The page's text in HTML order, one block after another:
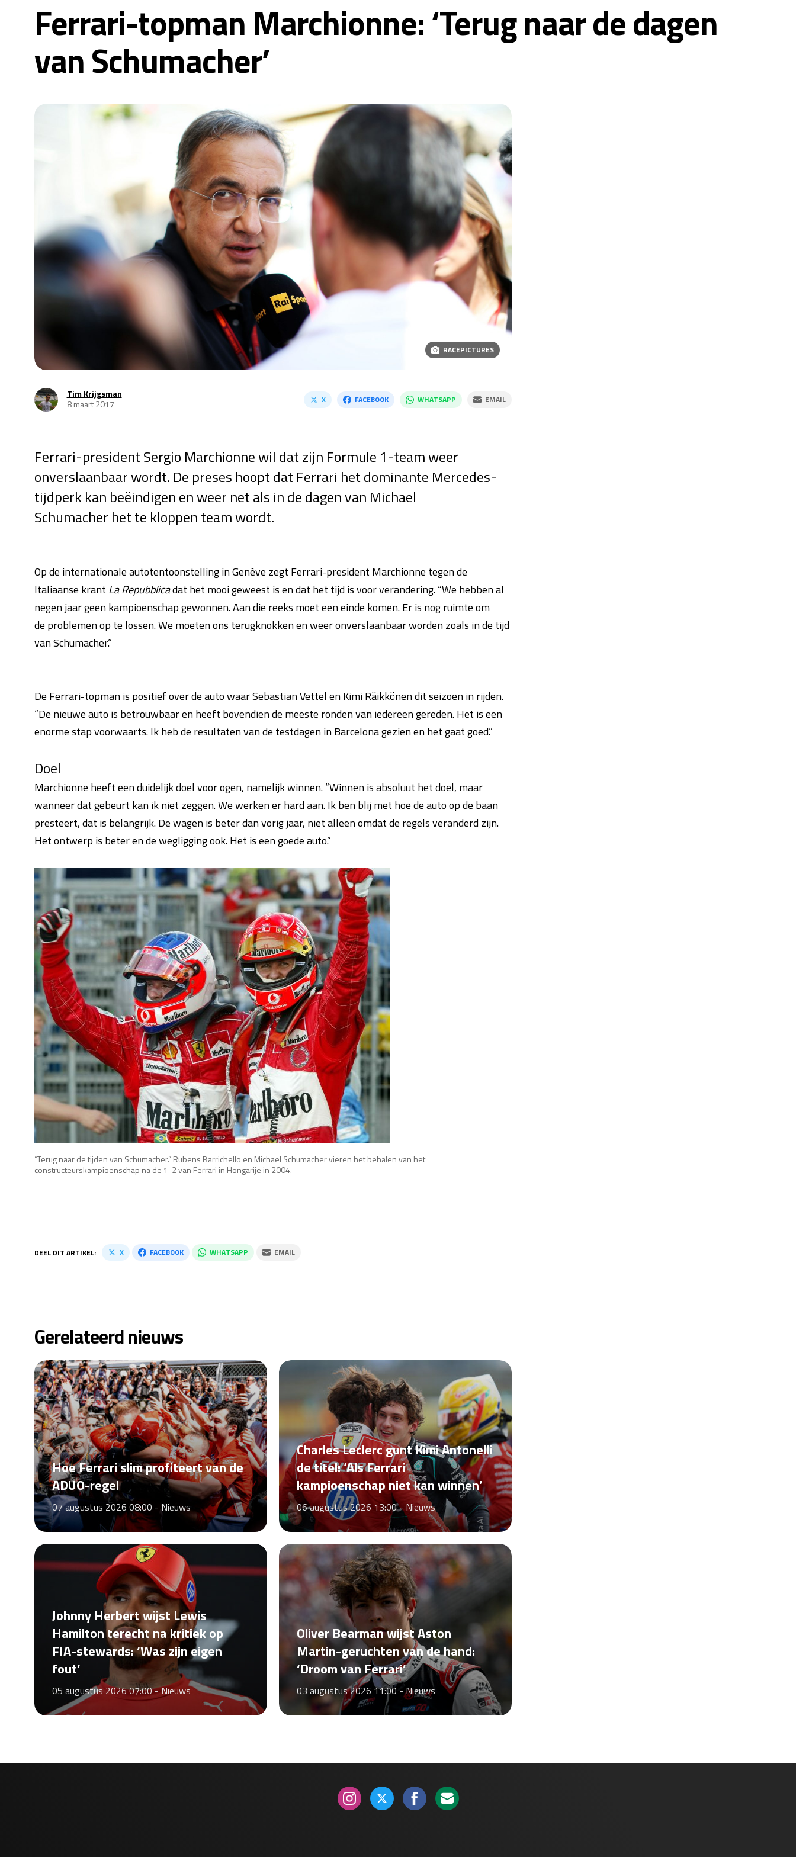
Ferrari-topman Marchionne: ‘Terug naar de dagen
van Schumacher’
RACEPICTURES
Tim Krijgsman
8 maart 2017
X FACEBOOK WHATSAPP EMAIL
Ferrari-president Sergio Marchionne wil dat zijn Formule 1-team weer
onverslaanbaar wordt. De preses hoopt dat Ferrari het dominante Mercedes-
tijdperk kan beëindigen en weer net als in de dagen van Michael
Schumacher het te kloppen team wordt.
Op de internationale autotentoonstelling in Genève zegt Ferrari-president Marchionne tegen de
Italiaanse krant La Repubblicadat het mooi geweest is en dat het tijd is voor verandering. “We hebben al
negen jaar geen kampioenschap gewonnen. Aan die reeks moet een einde komen. Er is nog ruimte om
de problemen op te lossen. We moeten ons terugknokken en weer onverslaanbaar worden zoals in de tijd
van Schumacher.”
De Ferrari-topman is positief over de auto waar Sebastian Vettel en Kimi Räikkönen dit seizoen in rijden.
“De nieuwe auto is betrouwbaar en heeft bovendien de meeste ronden van iedereen gereden. Het is een
enorme stap voorwaarts. Ik heb de resultaten van de testdagen in Barcelona gezien en het gaat goed.”
Doel
Marchionne heeft een duidelijk doel voor ogen, namelijk winnen. “Winnen is absoluut het doel, maar
wanneer dat gebeurt kan ik niet zeggen. We werken er hard aan. Ik ben blij met hoe de auto op de baan
presteert, dat is belangrijk. De wagen is beter dan vorig jaar, niet alleen omdat de regels veranderd zijn.
Het ontwerp is beter en de wegligging ook. Het is een goede auto.”
“Terug naar de tijden van Schumacher.” Rubens Barrichello en Michael Schumacher vieren het behalen van het
constructeurskampioenschap na de 1-2 van Ferrari in Hongarije in 2004.
DEEL DIT ARTIKEL: X FACEBOOK WHATSAPP EMAIL
Gerelateerd nieuws
Hoe Ferrari slim profiteert van de
ADUO-regel
07 augustus 2026 08:00 -Nieuws
Charles Leclerc gunt Kimi Antonelli
de titel: ‘Als Ferrari
kampioenschap niet kan winnen’
06 augustus 2026 13:00 -Nieuws
Johnny Herbert wijst Lewis
Hamilton terecht na kritiek op
FIA-stewards: ‘Was zijn eigen
fout’
05 augustus 2026 07:00 -Nieuws
Oliver Bearman wijst Aston
Martin-geruchten van de hand:
‘Droom van Ferrari’
03 augustus 2026 11:00 -Nieuws